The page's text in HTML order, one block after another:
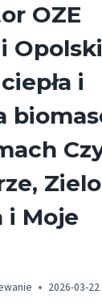
OZE
i
i Moje
2026-03-22